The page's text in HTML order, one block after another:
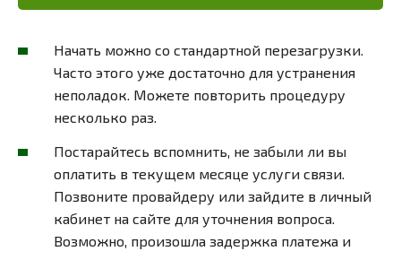
Начать можно со стандартной перезагрузки.
Часто этого уже достаточно для устранения
неполадок. Можете повторить процедуру
несколько раз.
Постарайтесь вспомнить, не забыли ли вы
оплатить в текущем месяце услуги связи.
Позвоните провайдеру или зайдите в личный
кабинет на сайте для уточнения вопроса.
Возможно, произошла задержка платежа и